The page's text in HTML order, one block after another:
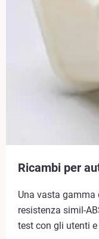
Ricambi per
Una vasta gamma
resistenza simil-
test con gli utenti